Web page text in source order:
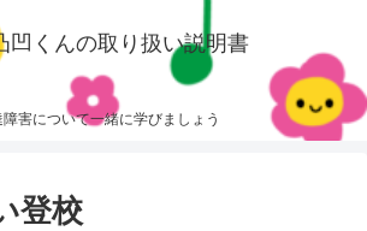
凹くんの取り扱い説明書
障害について一緒に学びましょう
登校